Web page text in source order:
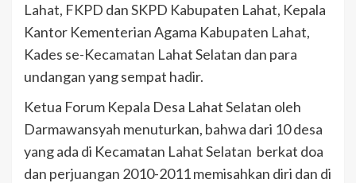
Lahat, FKPD dan SKPD Kabupaten Lahat, Kepala
Kantor Kementerian Agama Kabupaten Lahat,
Kades se-Kecamatan Lahat Selatan dan para
undangan yang sempat hadir.
Ketua Forum Kepala Desa Lahat Selatan oleh
Darmawansyah menuturkan, bahwa dari 10 desa
yang ada di Kecamatan Lahat Selatan berkat doa
dan perjuangan 2010-2011 memisahkan diri dan di